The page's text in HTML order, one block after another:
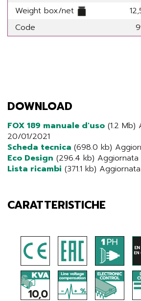
Weight box/net
Code
DOWNLOAD
FOX 189 manuale d'uso (1.2 Mb)
20/01/2021
Scheda tecnica (698.0 kb)
Eco Design (296.4 kb)
Lista ricambi (371.1 kb)
CARATTERISTICHE